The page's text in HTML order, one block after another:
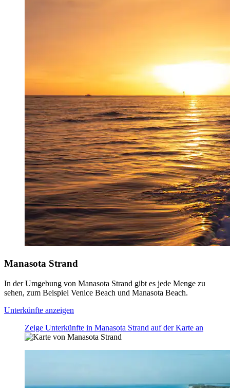
Manasota Strand
In der Umgebung von Manasota Strand gibt es jede Menge zu
sehen, zum Beispiel Venice Beach und Manasota Beach.
Unterkünfte anzeigen
Zeige Unterkünfte in Manasota Strand auf der Karte an